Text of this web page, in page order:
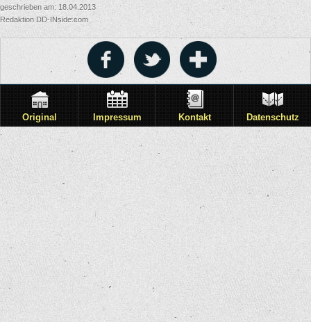
geschrieben am: 18.04.2013
Redaktion DD-INside.com
Original Impressum Kontakt Datenschutz